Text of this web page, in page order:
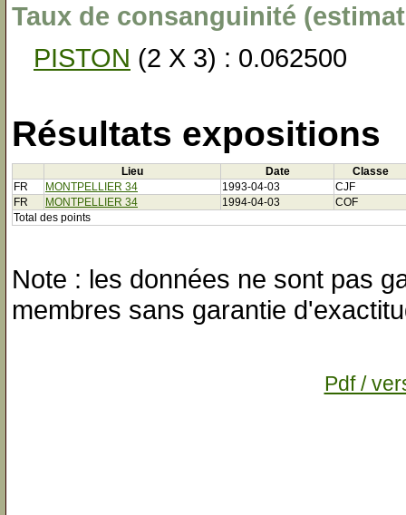
Taux de consanguinité
PISTON (2 X 3) : 0.062500
Résultats expositions
Lieu Date
Classe
FR
MONTPELLIER 34 1993-04-03
CJF
FR
MONTPELLIER 34 1994-04-03
COF
Total des points
Note : les données ne sont pas
membres sans garantie
Pdf /